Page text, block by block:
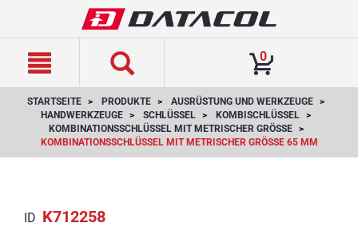
0
STARTSEITE PRODUKTE
AUSRÜSTUNG UND WERKZEUGE
HANDWERKZEUGE
SCHLÜSSEL
KOMBISCHLÜSSEL
KOMBINATIONSSCHLÜSSEL MIT METRISCHER GRÖSSE
KOMBINATIONSSCHLÜSSEL MIT METRISCHER GRÖSSE 65 MM
ID K712258